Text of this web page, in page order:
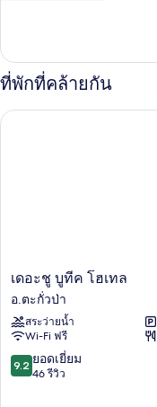
เกี่ยว
กับ
One-
Bedroom
Villa
ที่พักที่คล้ายกัน
เดอะ
บูที
ค
โฮ
เทล
อ.ตะกั่วป่า
เดอะชู บูทีค โฮเทล
อ.ตะกั่วป่า
สระว่ายน้ำ
Wi-Fi ฟรี
9.2
จาก
9.2 ยอดเยี่ยม
46 รีวิว
เดอะชู บูทีค โฮเทล